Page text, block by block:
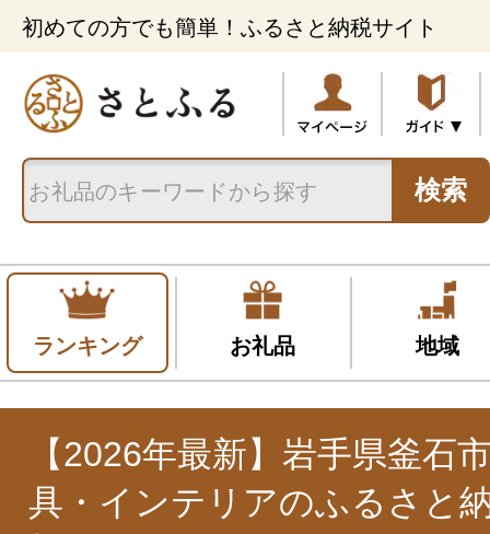
初めての方でも簡単！ふるさと納税サイト
検索
ランキング お礼品 地域
【2026年最新】岩手県釜石
具・インテリアのふるさと